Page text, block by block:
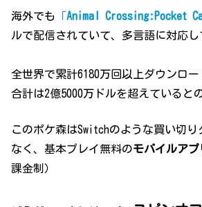
海外でも 「Animal Crossing:Pocket
ルで配信されていて、多言語に対応し
全世界で累計6180万回以上ダウンロ
合計は2億5000万ドルを超えていると
このポケ森はSwitchのような買い切
なく、基本プレイ無料のモバイルアプ
課金制）